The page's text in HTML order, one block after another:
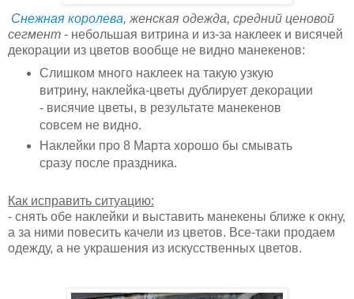
Снежная королева, женская одежда, средний ценовой
сегмент - небольшая витрина и из-за наклеек и висячей
декорации из цветов вообще не видно манекенов:
Слишком много наклеек на такую узкую
витрину, наклейка-цветы дублирует декорации
- висячие цветы, в результате манекенов
совсем не видно.
Наклейки про 8 Марта хорошо бы смывать
сразу после праздника.
Как исправить ситуацию:
- снять обе наклейки и выставить манекены ближе к окну,
а за ними повесить качели из цветов. Все-таки продаем
одежду, а не украшения из искусственных цветов.